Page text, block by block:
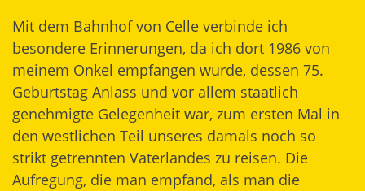
Mit dem Bahnhof von Celle verbinde ich
besondere Erinnerungen, da ich dort 1986 von
meinem Onkel empfangen wurde, dessen 75.
Geburtstag Anlass und vor allem staatlich
genehmigte Gelegenheit war, zum ersten Mal in
den westlichen Teil unseres damals noch so
strikt getrennten Vaterlandes zu reisen. Die
Aufregung, die man empfand, als man die